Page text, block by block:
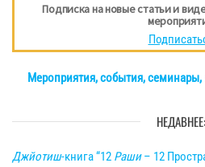
Подписка на новые статьи и
Мероприятия, события,
НЕДАВНЕЕ:
Джйотиш-книга “12 Раши– 12